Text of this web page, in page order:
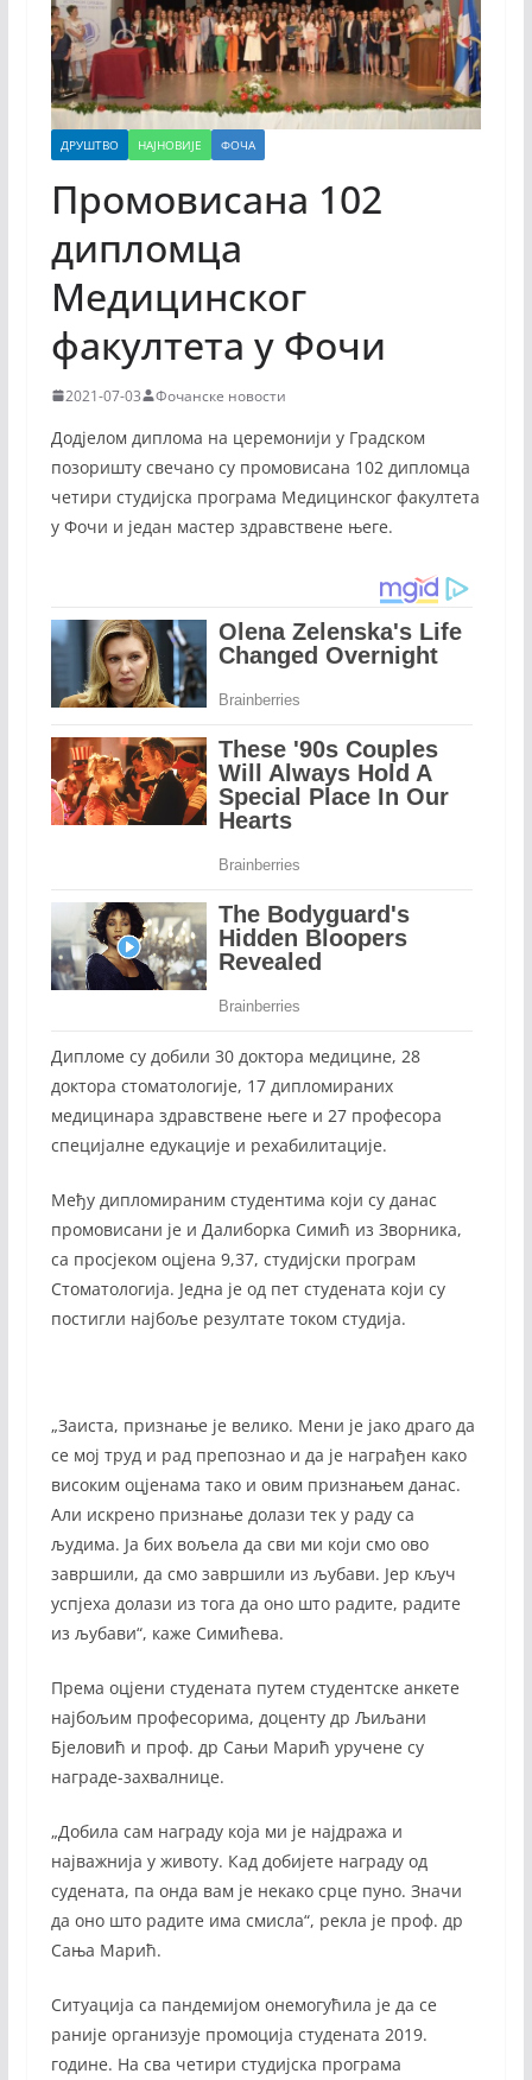
ДРУШТВО НАЈНОВИЈЕ ФОЧА
Промовисана 102
дипломца
Медицинског
факултета у Фочи
2021-07-03 Фочанске новости
Додјелом диплома на церемонији у Градском
позоришту свечано су промовисана 102 дипломца
четири студијска програма Медицинског факултета
у Фочи и један мастер здравствене његе.
Дипломе су добили 30 доктора медицине, 28
доктора стоматологије, 17 дипломираних
медицинара здравствене његе и 27 професора
специјалне едукације и рехабилитације.
Међу дипломираним студентима који су данас
промовисани је и Далиборка Симић из Зворника,
са просјеком оцјена 9,37, студијски програм
Стоматологија. Једна је од пет студената који су
постигли најбоље резултате током студија.
„Заиста, признање је велико. Мени је јако драго да
се мој труд и рад препознао и да је награђен како
високим оцјенама тако и овим признањем данас.
Али искрено признање долази тек у раду са
људима. Ја бих вољела да сви ми који смо ово
завршили, да смо завршили из љубави. Јер кључ
успјеха долази из тога да оно што радите, радите
из љубави“, каже Симићева.
Према оцјени студената путем студентске анкете
најбољим професорима, доценту др Љиљани
Бјеловић и проф. др Сањи Марић уручене су
награде-захвалнице.
„Добила сам награду која ми је најдража и
најважнија у животу. Кад добијете награду од
судената, па онда вам је некако срце пуно. Значи
да оно што радите има смисла“, рекла је проф. др
Сања Марић.
Ситуација са пандемијом онемогућила је да се
раније организује промоција студената 2019.
године. На сва четири студијска програма